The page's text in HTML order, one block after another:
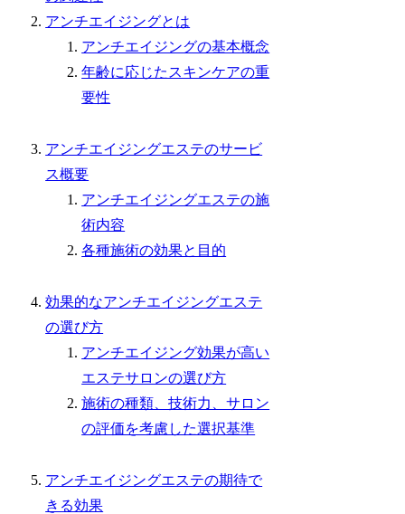
アンチエイジングとは
アンチエイジングの基本概念
年齢に応じたスキンケアの重
要性
アンチエイジングエステのサービ
ス概要
アンチエイジングエステの施
術内容
各種施術の効果と目的
効果的なアンチエイジングエステ
の選び方
アンチエイジング効果が高い
エステサロンの選び方
施術の種類、技術力、サロン
の評価を考慮した選択基準
アンチエイジングエステの期待で
きる効果